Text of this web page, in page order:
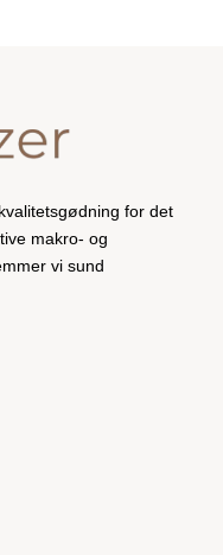
for det
makro- og
vi sund